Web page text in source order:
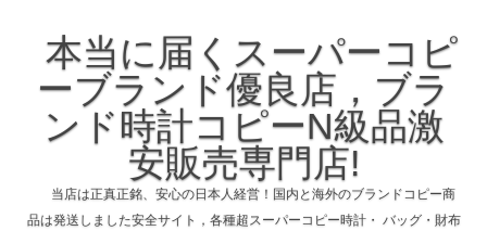
本当に届くスーパーコピ
ーブランド優良店，ブラ
ンド時計コピーN級品激
安販売専門店!
当店は正真正銘、安心の日本人経営！国内と海外のブランドコピー商
品は発送しました安全サイト，各種超スーパーコピー時計・ バッグ・財布